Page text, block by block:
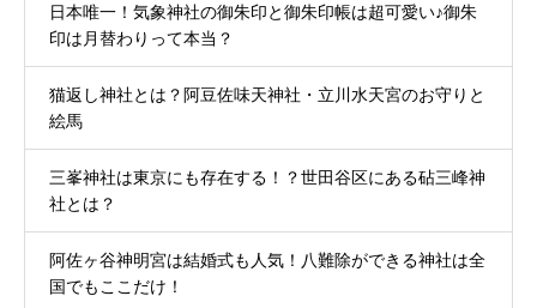
日本唯一！気象神社の御朱印と御朱印帳は超可愛い♪御朱
印は月替わりって本当？
猫返し神社とは？阿豆佐味天神社・立川水天宮のお守りと
絵馬
三峯神社は東京にも存在する！？世田谷区にある砧三峰神
社とは？
阿佐ヶ谷神明宮は結婚式も人気！八難除ができる神社は全
国でもここだけ！